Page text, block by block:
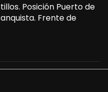
Posición Puerto de
Frente de